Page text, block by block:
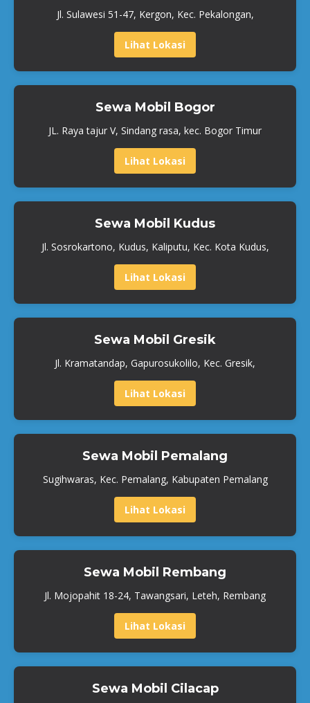
Jl. Sulawesi 51-47, Kergon, Kec. Pekalongan,
Lihat Lokasi
Sewa Mobil Bogor
JL. Raya tajur V, Sindang rasa, kec. Bogor Timur
Lihat Lokasi
Sewa Mobil Kudus
Jl. Sosrokartono, Kudus, Kaliputu, Kec. Kota Kudus,
Lihat Lokasi
Sewa Mobil Gresik
Jl. Kramatandap, Gapurosukolilo, Kec. Gresik,
Lihat Lokasi
Sewa Mobil Pemalang
Sugihwaras, Kec. Pemalang, Kabupaten Pemalang
Lihat Lokasi
Sewa Mobil Rembang
Jl. Mojopahit 18-24, Tawangsari, Leteh, Rembang
Lihat Lokasi
Sewa Mobil Cilacap